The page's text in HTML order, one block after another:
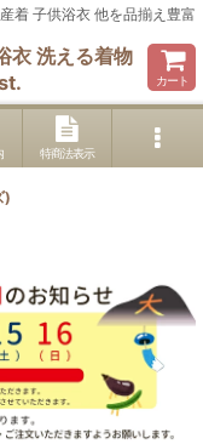
着 子供浴衣 他を品揃え豊富
衣 洗える着物
カート
特商法表示
)